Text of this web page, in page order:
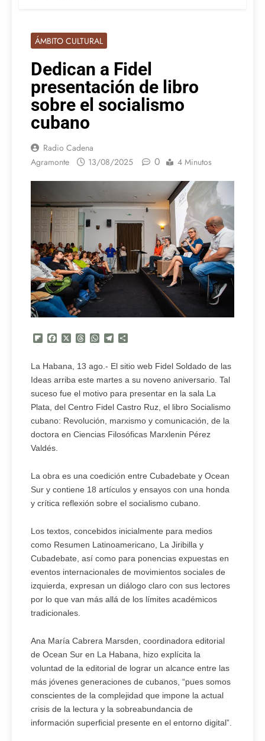
ÁMBITO CULTURAL
Dedican a Fidel
presentación de libro
sobre el socialismo
cubano
Radio Cadena
Agramonte
13/08/2025 0 4 Minutos
Flipboard
FacebookThreadsWhatsApp
Telegram
La Habana, 13 ago.- El sitio web Fidel Soldado de las
Ideas arriba este martes a su noveno aniversario. Tal
suceso fue el motivo para presentar en la sala La
Plata, del Centro Fidel Castro Ruz, el libro Socialismo
cubano: Revolución, marxismo y comunicación, de la
doctora en Ciencias Filosóficas Marxlenin Pérez
Valdés.
La obra es una coedición entre Cubadebate y Ocean
Sur y contiene 18 artículos y ensayos con una honda
y crítica reflexión sobre el socialismo cubano.
Los textos, concebidos inicialmente para medios
como Resumen Latinoamericano, La Jiribilla y
Cubadebate, así como para ponencias expuestas en
eventos internacionales de movimientos sociales de
izquierda, expresan un diálogo claro con sus lectores
por lo que van más allá de los límites académicos
tradicionales.
Ana María Cabrera Marsden, coordinadora editorial
de Ocean Sur en La Habana, hizo explícita la
voluntad de la editorial de lograr un alcance entre las
más jóvenes generaciones de cubanos, “pues somos
conscientes de la complejidad que impone la actual
crisis de la lectura y la sobreabundancia de
información superficial presente en el entorno digital”.